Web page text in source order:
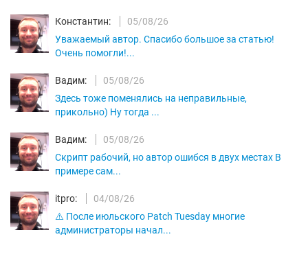
Константин:
05/08/26
Уважаемый автор. Спасибо большое за статью!
Очень помогли!...
Вадим:
05/08/26
Здесь тоже поменялись на неправильные,
прикольно) Ну тогда ...
Вадим:
05/08/26
Скрипт рабочий, но автор ошибся в двух местах В
примере сам...
itpro:
04/08/26
⚠️ После июльского Patch Tuesday многие
администраторы начал...